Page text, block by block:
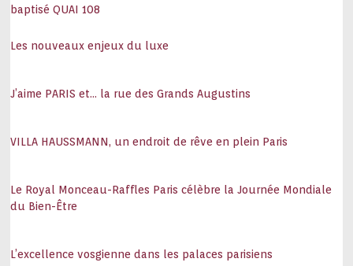
baptisé QUAI 108
Les nouveaux enjeux du luxe
J’aime PARIS et… la rue des Grands Augustins
VILLA HAUSSMANN, un endroit de rêve en plein Paris
Le Royal Monceau-Raffles Paris célèbre la Journée Mondiale
du Bien-Être
L’excellence vosgienne dans les palaces parisiens